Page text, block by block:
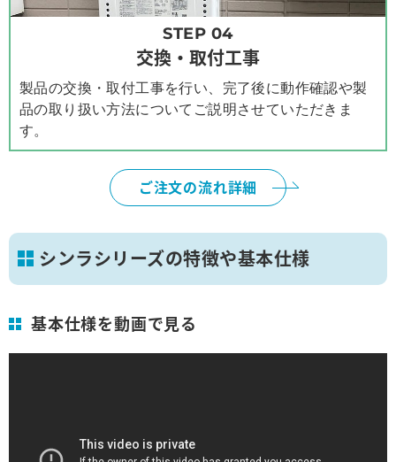
STEP 04
交換・取付工事
製品の交換・取付工事を行い、完了後に動作確認や製
品の取り扱い方法についてご説明させていただきま
す。
ご注文の流れ詳細
シンラシリーズの特徴や基本仕様
基本仕様を動画で見る